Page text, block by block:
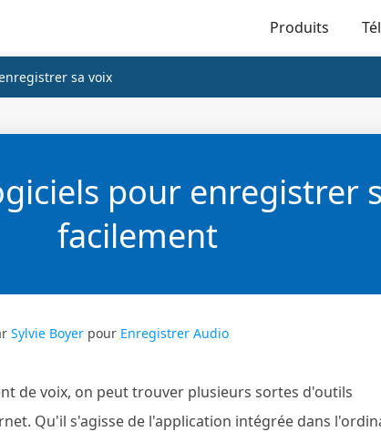
Produits
sa voix
pour enregistrer
facilement
Sylvie Boyer pour Enregistrer Audio
de voix, on peut trouver plusieurs sortes d'outils
Qu'il s'agisse de l'application intégrée dans